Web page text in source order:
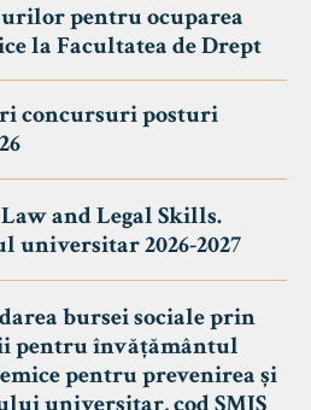
pentru ocuparea
la Facultatea de Drept
concursuri posturi
and Legal Skills.
universitar 2026-2027
bursei sociale prin
pentru învățământul
pentru prevenirea și